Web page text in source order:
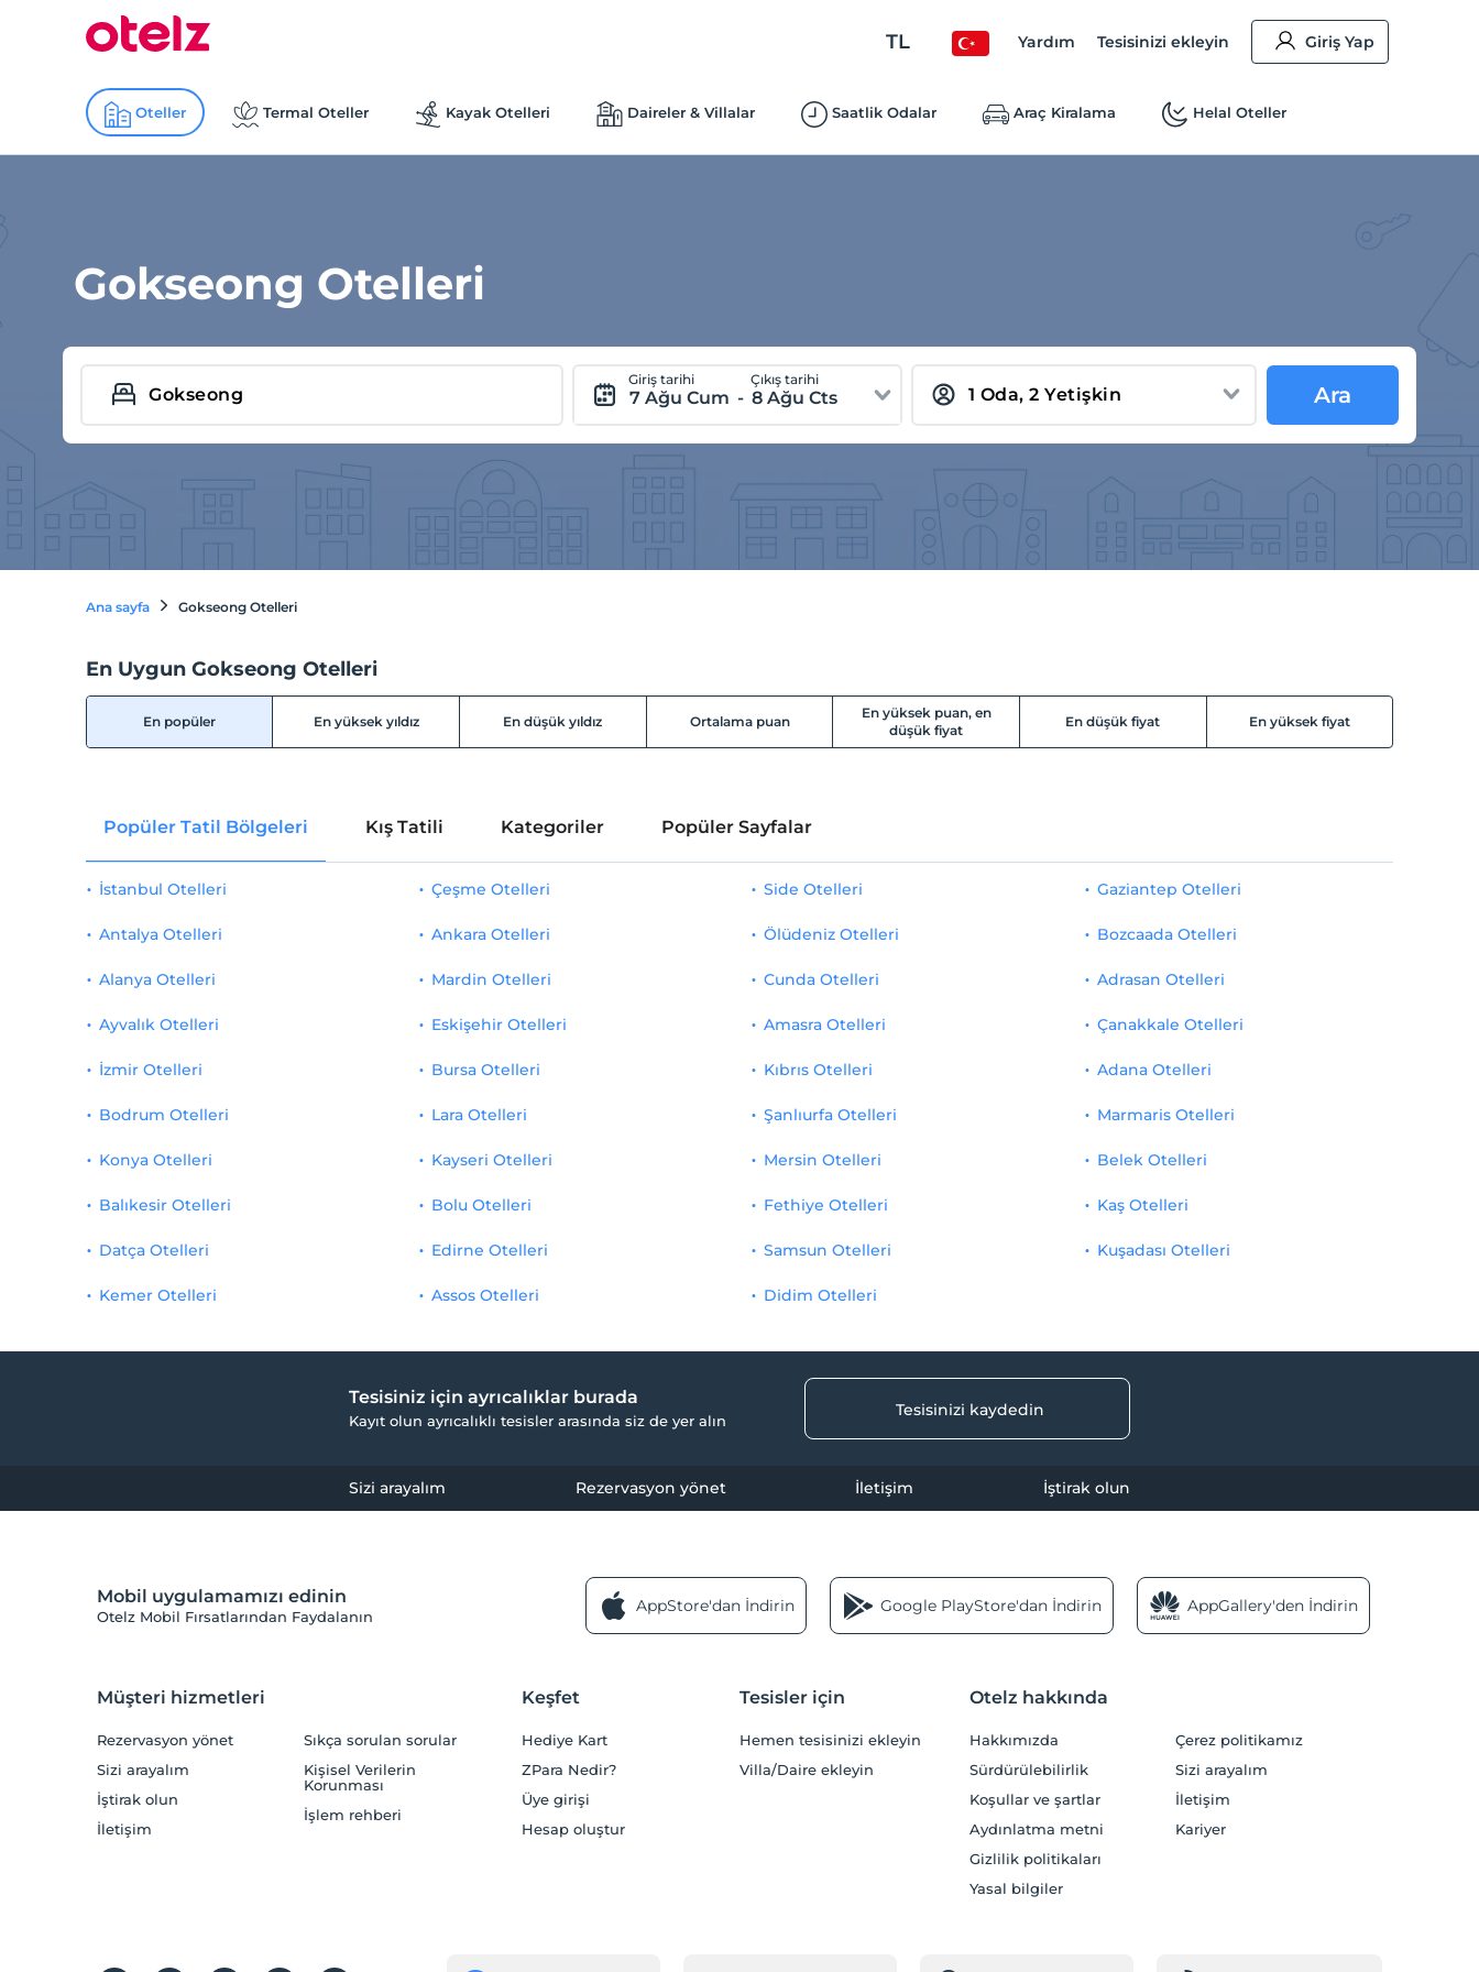
TL Yardım Tesisinizi ekleyin Giriş Yap
Oteller Termal Oteller Kayak Otelleri Daireler & Villalar Saatlik Odalar Araç Kiralama Helal Oteller
Gokseong Otelleri
Giriş tarihi
7 Ağu Cum -
Çıkış tarihi
8 Ağu Cts Ara
Ana sayfa Gokseong Otelleri
En Uygun Gokseong Otelleri
En popüler En yüksek yıldız En düşük yıldız Ortalama puan
En yüksek puan, en
düşük fiyat
En düşük fiyat En yüksek fiyat
Popüler Tatil Bölgeleri Kış Tatili Kategoriler Popüler Sayfalar
İstanbul Otelleri
Antalya Otelleri
Alanya Otelleri
Ayvalık Otelleri
İzmir Otelleri
Çeşme Otelleri
Ankara Otelleri
Mardin Otelleri
Eskişehir Otelleri
Bursa Otelleri
Side Otelleri
Ölüdeniz Otelleri
Cunda Otelleri
Amasra Otelleri
Kıbrıs Otelleri
Gaziantep Otelleri
Bozcaada Otelleri
Adrasan Otelleri
Çanakkale Otelleri
Adana Otelleri
Bodrum Otelleri
Konya Otelleri
Balıkesir Otelleri
Datça Otelleri
Kemer Otelleri
Lara Otelleri
Kayseri Otelleri
Bolu Otelleri
Edirne Otelleri
Assos Otelleri
Şanlıurfa Otelleri
Mersin Otelleri
Fethiye Otelleri
Samsun Otelleri
Didim Otelleri
Marmaris Otelleri
Belek Otelleri
Kaş Otelleri
Kuşadası Otelleri
Tesisiniz için ayrıcalıklar burada
Kayıt olun ayrıcalıklı tesisler arasında siz de yer alın
Tesisinizi kaydedin
Sizi arayalım Rezervasyon yönet İletişim İştirak olun
Mobil uygulamamızı edinin
Otelz Mobil Fırsatlarından Faydalanın
AppStore'dan İndirin Google PlayStore'dan İndirin AppGallery'den İndirin
Müşteri hizmetleri
Rezervasyon yönet
Sizi arayalım
İştirak olun
İletişim
Sıkça sorulan sorular
Kişisel Verilerin
Korunması
İşlem rehberi
Keşfet
Hediye Kart
ZPara Nedir?
Üye girişi
Hesap oluştur
Tesisler için
Hemen tesisinizi ekleyin
Villa/Daire ekleyin
Otelz hakkında
Hakkımızda
Sürdürülebilirlik
Koşullar ve şartlar
Aydınlatma metni
Gizlilik politikaları
Yasal bilgiler
Çerez politikamız
Sizi arayalım
İletişim
Kariyer